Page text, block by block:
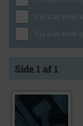
Vis kun med
Vis kun med
Side 1 af 1